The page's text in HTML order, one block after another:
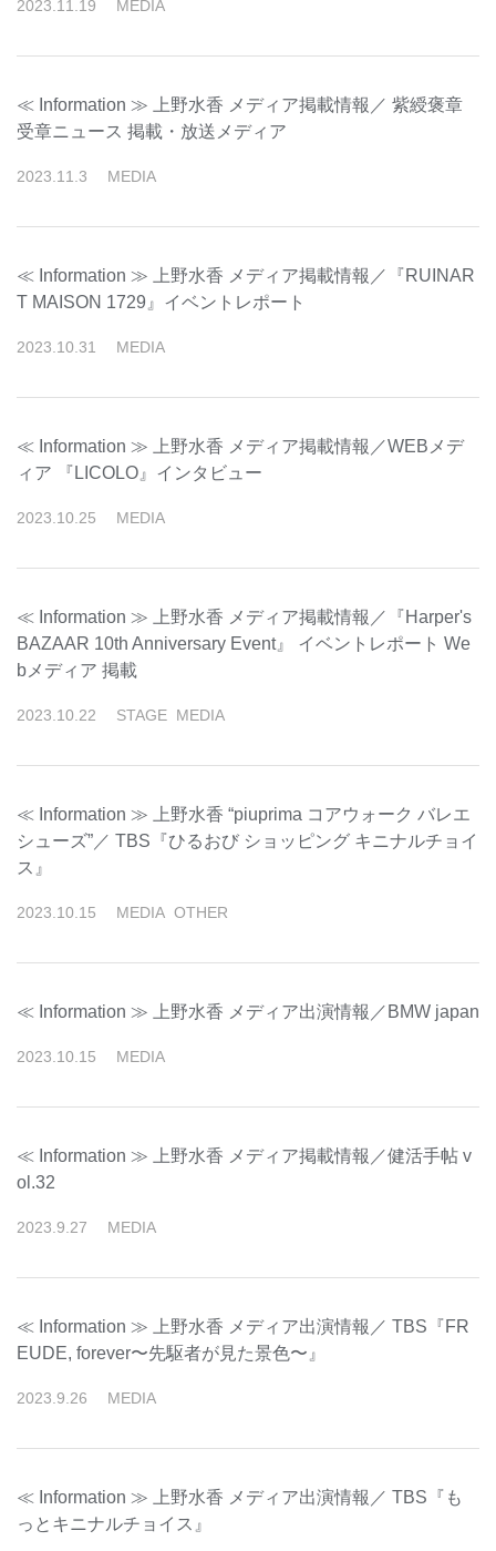
2023 11 19 MEDIA
≪ Information ≫ 上野水香 メディア掲載情報／ 紫綬褒章
受章ニュース 掲載・放送メディア
2023 11 3 MEDIA
≪ Information ≫ 上野水香 メディア掲載情報／『RUINAR
T MAISON 1729』イベントレポート
2023 10 31 MEDIA
≪ Information ≫ 上野水香 メディア掲載情報／WEBメデ
ィア 『LICOLO』インタビュー
2023 10 25 MEDIA
≪ Information ≫ 上野水香 メディア掲載情報／『Harper's
BAZAAR 10th Anniversary Event』 イベントレポート We
bメディア 掲載
2023 10 22 STAGE MEDIA
≪ Information ≫ 上野水香 “piuprima コアウォーク バレエ
シューズ”／ TBS『ひるおび ショッピング キニナルチョイ
ス』
2023 10 15 MEDIA OTHER
≪ Information ≫ 上野水香 メディア出演情報／BMW japan
2023 10 15 MEDIA
≪ Information ≫ 上野水香 メディア掲載情報／健活手帖 v
ol.32
2023 9 27 MEDIA
≪ Information ≫ 上野水香 メディア出演情報／ TBS『FR
EUDE, forever〜先駆者が見た景色〜』
2023 9 26 MEDIA
≪ Information ≫ 上野水香 メディア出演情報／ TBS『も
っとキニナルチョイス』